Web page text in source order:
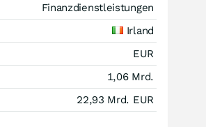
Finanzdienstleistungen
Irland
EUR
1,06 Mrd.
22,93 Mrd. EUR